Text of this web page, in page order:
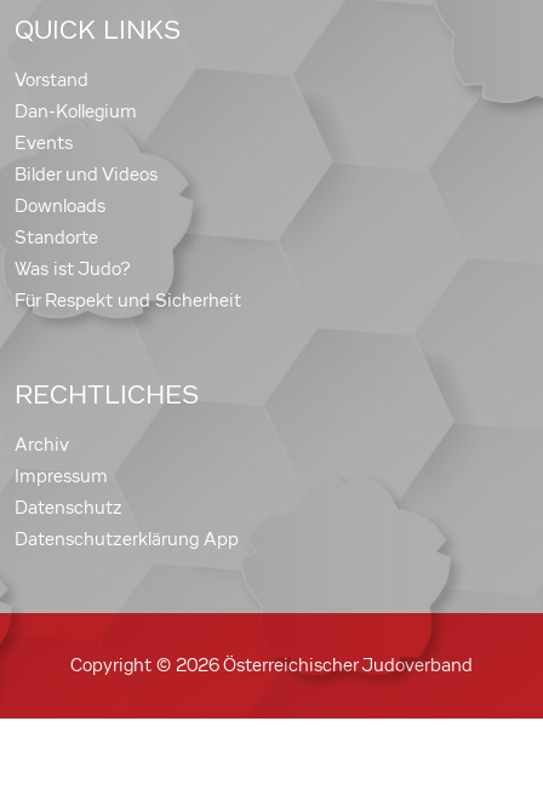
QUICK LINKS
Vorstand
Dan-Kollegium
Events
Bilder und Videos
Downloads
Standorte
Was ist Judo?
Für Respekt und Sicherheit
RECHTLICHES
Archiv
Impressum
Datenschutz
Datenschutzerklärung App
Copyright © 2026 Österreichischer Judoverband